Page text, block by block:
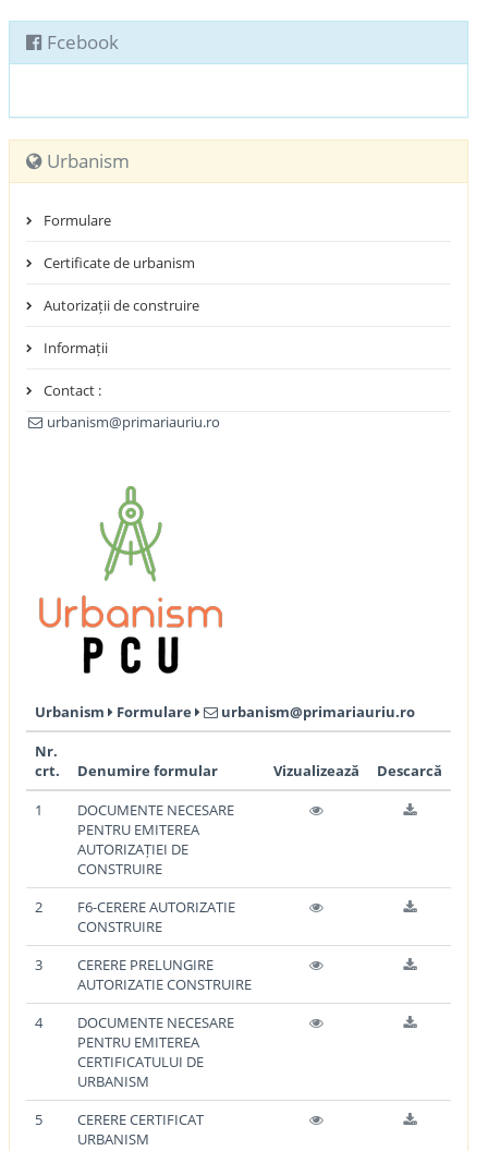
Fcebook
Urbanism
Formulare
Certificate de urbanism
Autorizații de construire
Informații
Contact :
urbanism@primariauriu.ro
Urbanism Formulare
urbanism@primariauriu.ro
Nr.
crt.
Denumire formular Vizualizează
Descarcă
1
DOCUMENTE NECESARE
PENTRU EMITEREA
AUTORIZAȚIEI DE
CONSTRUIRE
2
F6-CERERE AUTORIZATIE
CONSTRUIRE
3
CERERE PRELUNGIRE
AUTORIZATIE CONSTRUIRE
4
DOCUMENTE NECESARE
PENTRU EMITEREA
CERTIFICATULUI DE
URBANISM
5
CERERE CERTIFICAT
URBANISM